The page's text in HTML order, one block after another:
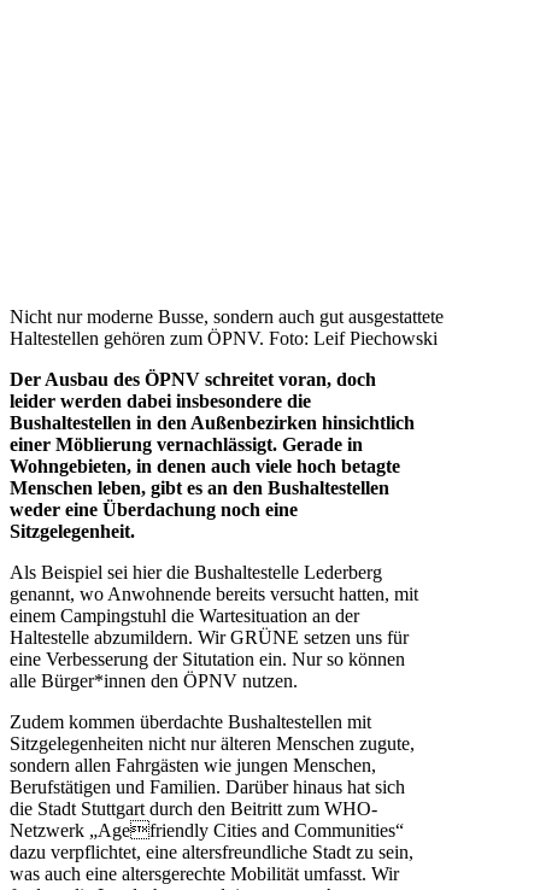
Nicht nur moderne Busse, sondern auch gut ausgestattete
Haltestellen gehören zum ÖPNV. Foto: Leif Piechowski
Der Ausbau des ÖPNV schreitet voran, doch
leider werden dabei insbesondere die
Bushaltestellen in den Außenbezirken hinsichtlich
einer Möblierung vernachlässigt. Gerade in
Wohngebieten, in denen auch viele hoch betagte
Menschen leben, gibt es an den Bushaltestellen
weder eine Überdachung noch eine
Sitzgelegenheit.
Als Beispiel sei hier die Bushaltestelle Lederberg
genannt, wo Anwohnende bereits versucht hatten, mit
einem Campingstuhl die Wartesituation an der
Haltestelle abzumildern. Wir GRÜNE setzen uns für
eine Verbesserung der Situtation ein. Nur so können
alle Bürger*innen den ÖPNV nutzen.
Zudem kommen überdachte Bushaltestellen mit
Sitzgelegenheiten nicht nur älteren Menschen zugute,
sondern allen Fahrgästen wie jungen Menschen,
Berufstätigen und Familien. Darüber hinaus hat sich
die Stadt Stuttgart durch den Beitritt zum WHO-
Netzwerk „Agefriendly Cities and Communities“
dazu verpflichtet, eine altersfreundliche Stadt zu sein,
was auch eine altersgerechte Mobilität umfasst. Wir